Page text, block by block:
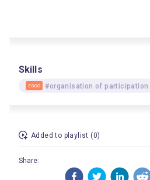
Skills
ESCO
Added to playlist (0)
Share: